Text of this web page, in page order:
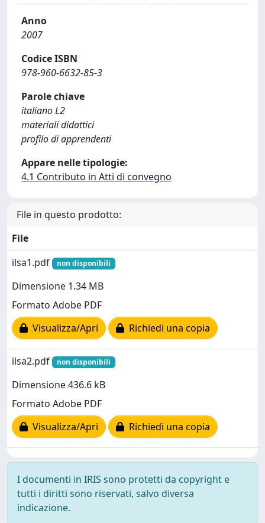
Anno
2007
Codice ISBN
978-960-6632-85-3
Parole chiave
italiano L2
materiali didattici
profilo di apprendenti
Appare nelle tipologie:
4.1 Contributo in Atti di convegno
File in questo prodotto:
File
ilsa1.pdf
non disponibili
Dimensione 1.34 MB
Formato Adobe PDF
Visualizza/Apri
Richiedi una copia
ilsa2.pdf non disponibili
Dimensione 436.6 kB
Formato Adobe PDF
Visualizza/Apri
Richiedi una copia
I documenti in IRIS sono protetti da copyright e
tutti i diritti sono riservati, salvo diversa
indicazione.